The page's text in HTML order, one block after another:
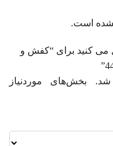
است.
می کنید برای “کفش و
شد.
بخش‌های موردنیاز